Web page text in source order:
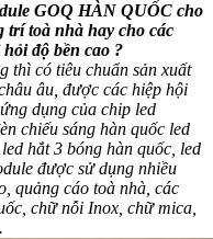
GOQ HÀN QUỐC cho
trí toà nhà hay cho các
độ bền cao ?
thì có tiêu chuẩn sản xuất
âu, được các hiệp hội
dụng của chip led
chiếu sáng hàn quốc led
hắt 3 bóng hàn quốc, led
được sử dụng nhiều
quảng cáo toà nhà, các
chữ nỗi Inox, chữ mica,